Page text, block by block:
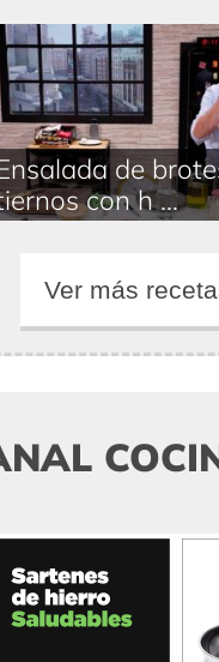
de
con h ...
Ver más